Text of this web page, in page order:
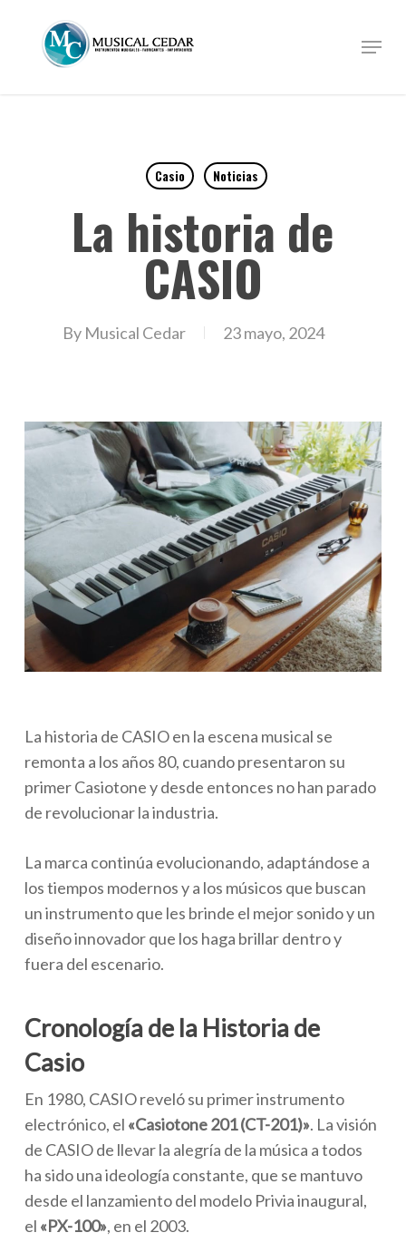
Menu
Casio Noticias
La historia de
CASIO
By Musical Cedar 23 mayo, 2024
La historia de CASIO en la escena musical se
remonta a los años 80, cuando presentaron su
primer Casiotone y desde entonces no han parado
de revolucionar la industria.
La marca continúa evolucionando, adaptándose a
los tiempos modernos y a los músicos que buscan
un instrumento que les brinde el mejor sonido y un
diseño innovador que los haga brillar dentro y
fuera del escenario.
Cronología de la Historia de
Casio
En 1980, CASIO reveló su primer instrumento
electrónico, el «Casiotone 201 (CT-201)». La visión
de CASIO de llevar la alegría de la música a todos
ha sido una ideología constante, que se mantuvo
desde el lanzamiento del modelo Privia inaugural,
el «PX-100», en el 2003.
Close